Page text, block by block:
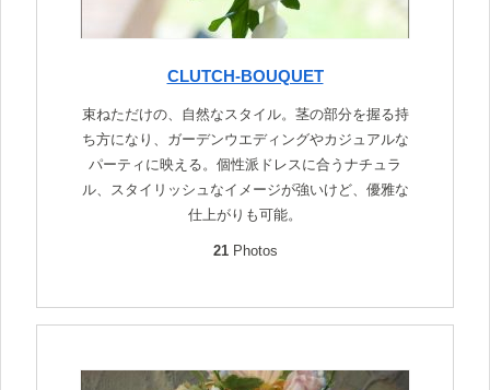
CLUTCH-BOUQUET
束ねただけの、自然なスタイル。茎の部分を握る持
ち方になり、ガーデンウエディングやカジュアルな
パーティに映える。個性派ドレスに合うナチュラ
ル、スタイリッシュなイメージが強いけど、優雅な
仕上がりも可能。
21Photos